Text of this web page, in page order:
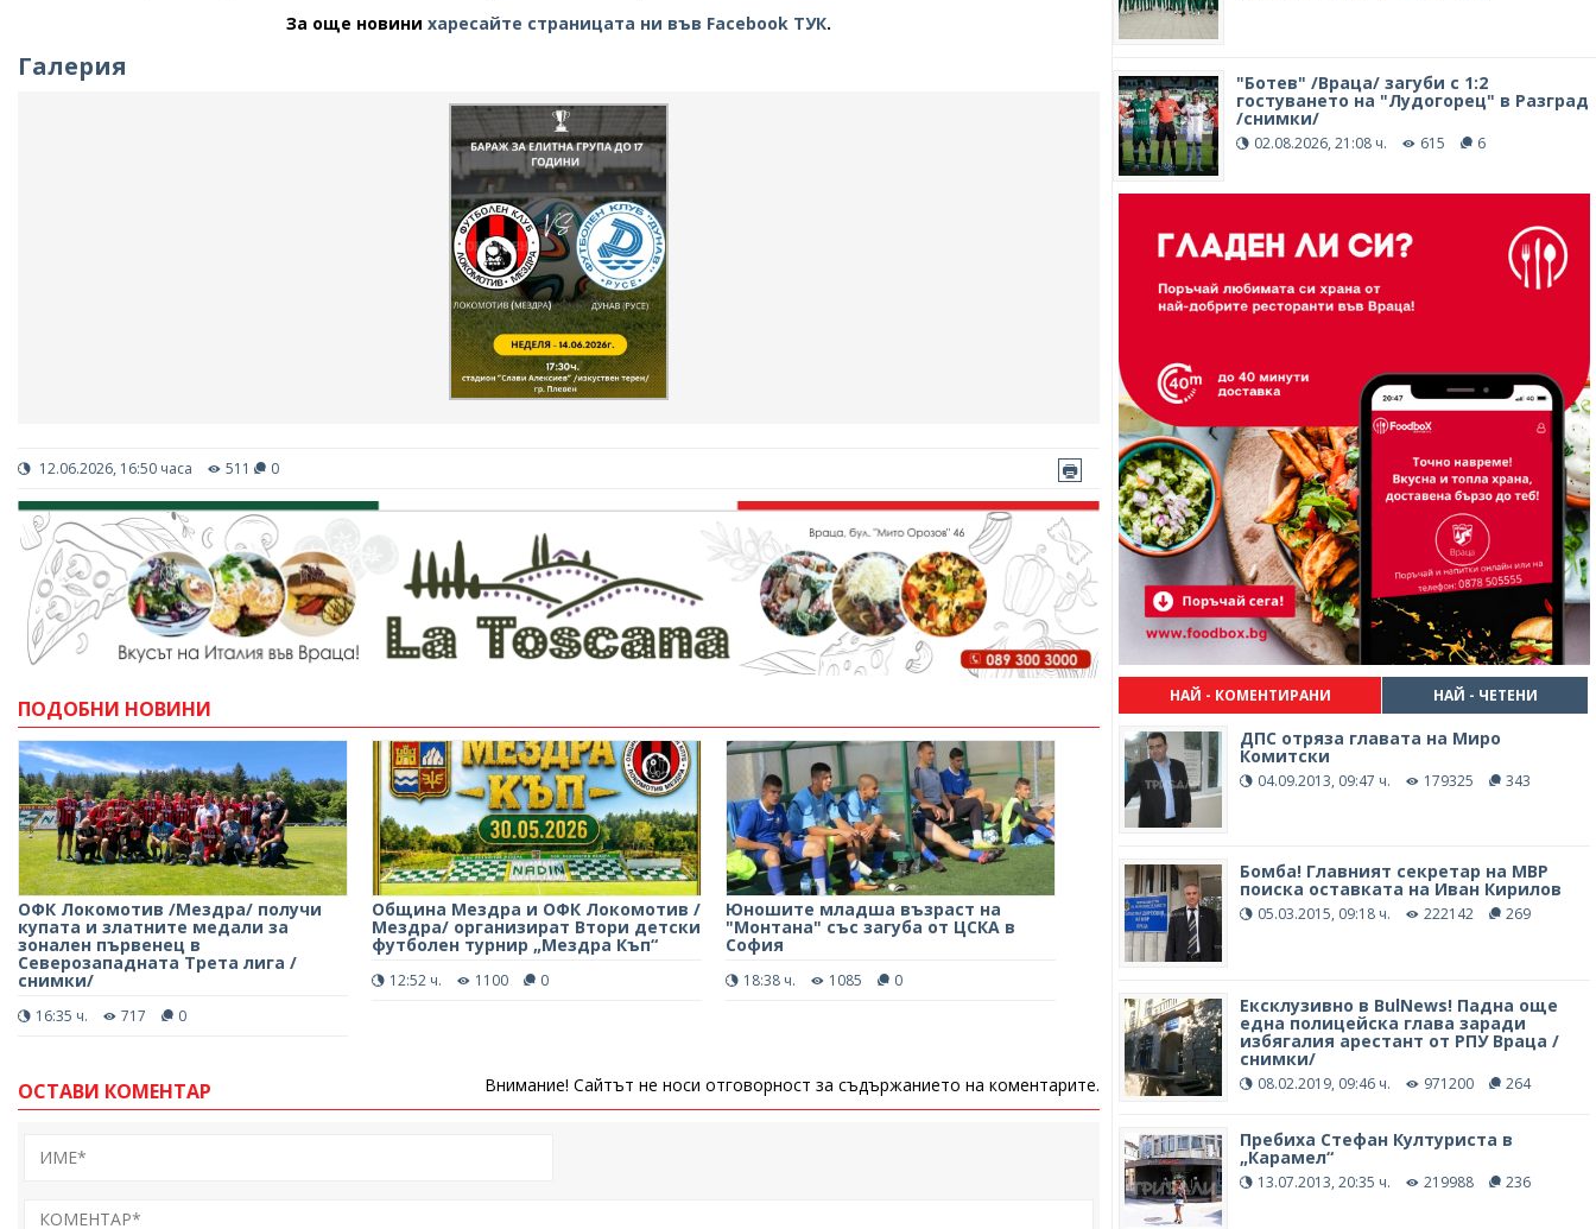
За още новинихаресайте страницата ни във Facebook ТУК.
Галерия
12.06.2026, 16:50 часа 511 0
ПОДОБНИ НОВИНИ
ОФК Локомотив /Мездра/ получи
купата и златните медали за
зонален първенец в
Северозападната Трета лига /
снимки/
16:35 ч. 717 0
Община Мездра и ОФК Локомотив /
Мездра/ организират Втори детски
футболен турнир „Мездра Къп“
12:52 ч. 1100 0
Юношите младша възраст на
"Монтана" със загуба от ЦСКА в
София
18:38 ч. 1085 0
ОСТАВИ КОМЕНТАР Внимание! Сайтът не носи отговорност за съдържанието на коментарите.
"Ботев" /Враца/ загуби с 1:2
гостуването на "Лудогорец" в Разград
/снимки/
02.08.2026, 21:08 ч. 615 6
НАЙ - КОМЕНТИРАНИ НАЙ - ЧЕТЕНИ
ДПС отряза главата на Миро
Комитски
04.09.2013, 09:47 ч. 179325 343
Бомба! Главният секретар на МВР
поиска оставката на Иван Кирилов
05.03.2015, 09:18 ч. 222142 269
Ексклузивно в BulNews! Падна още
една полицейска глава заради
избягалия арестант от РПУ Враца /
снимки/
08.02.2019, 09:46 ч. 971200 264
Пребиха Стефан Културиста в
„Карамел“
13.07.2013, 20:35 ч. 219988 236